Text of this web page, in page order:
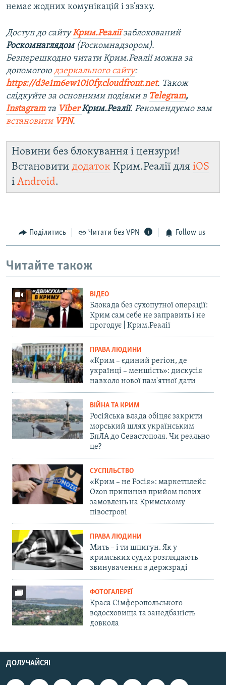
немає жодних комунікацій і зв’язку.
Доступ до сайтуКрим.Реаліїзаблокований
Роскомнаглядом (Роскомнадзором).
Безперешкодно читати Крим.Реалії можна за
допомогою дзеркального сайту:
https://d3e1m6ew10i0fy.cloudfront.net. Також
слідкуйте за основними подіями в Telegram,
Instagramта ViberКрим.Реалії. Рекомендуємо вам
встановити VPN.
Новини без блокування і цензури!
Встановити додаток Крим.Реалії для iOS
і Android.
Поділитись Читати без VPN Follow us
Читайте також
ВІДЕО
Блокада без сухопутної операції:
Крим сам себе не заправить і не
прогодує | Крим.Реалії
ПРАВА ЛЮДИНИ
«Крим – єдиний регіон, де
українці – меншість»: дискусія
навколо нової пам'ятної дати
ВІЙНА ТА КРИМ
Російська влада обіцяє закрити
морський шлях українським
БпЛА до Севастополя. Чи реально
це?
СУСПІЛЬСТВО
«Крим – не Росія»: маркетплейс
Ozon припинив прийом нових
замовлень на Кримському
півострові
ПРАВА ЛЮДИНИ
Мить – і ти шпигун. Як у
кримських судах розглядають
звинувачення в держзраді
ФОТОГАЛЕРЕЇ
Краса Сімферопольського
водосховища та занедбаність
довкола
ДОЛУЧАЙСЯ!